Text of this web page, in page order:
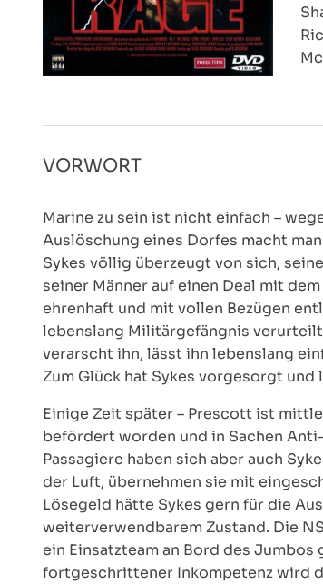
VORWORT
Marine zu sein ist nicht einfach –
Auslöschung eines Dorfes macht
Sykes völlig überzeugt von sich,
seiner Männer auf einen Deal mit
ehrenhaft und mit vollen Bezügen
lebenslang Militärgefängnis
verarscht ihn, lässt ihn lebenslang
Zum Glück hat Sykes vorgesorgt
Einige Zeit später – Prescott ist
befördert worden und in Sachen
Passagiere haben sich aber auch
der Luft, übernehmen sie mit
Lösegeld hätte Sykes gern für die
weiterverwendbarem Zustand. Die
ein Einsatzteam an Bord des
fortgeschrittener Inkompetenz wird